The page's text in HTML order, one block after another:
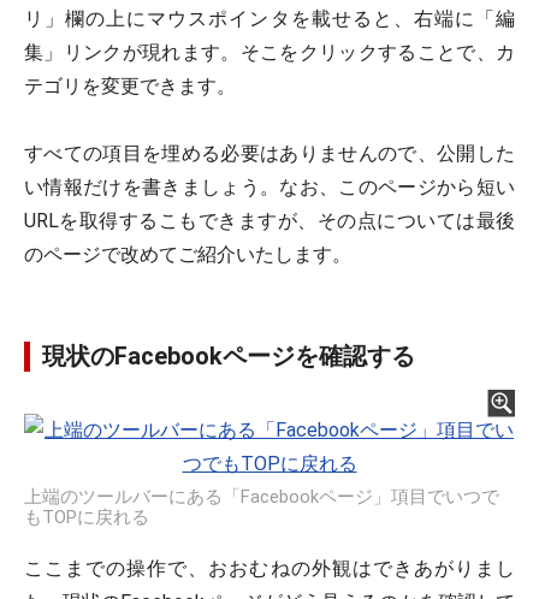
リ」欄の上にマウスポインタを載せると、右端に「編
集」リンクが現れます。そこをクリックすることで、カ
テゴリを変更できます。
すべての項目を埋める必要はありませんので、公開した
い情報だけを書きましょう。なお、このページから短い
URLを取得するこもできますが、その点については最後
のページで改めてご紹介いたします。
現状のFacebookページを確認する
上端のツールバーにある「Facebookページ」項目でいつで
もTOPに戻れる
ここまでの操作で、おおむねの外観はできあがりまし